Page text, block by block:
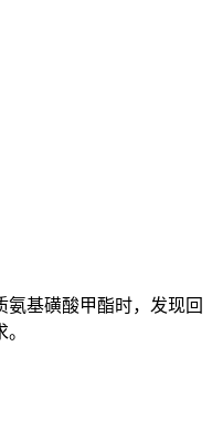
基磺酸甲酯时，发现回